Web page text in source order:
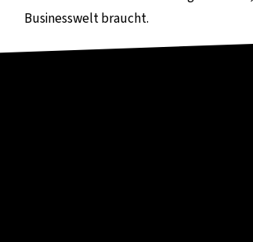
Businesswelt braucht.